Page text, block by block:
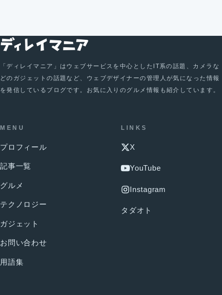
「ディレイマニア」はウェブサービスを中心としたIT系の話題、カメラな
どのガジェットの話題など、ウェブデザイナーの管理人が気になった情報
を発信しているブログです。お気に入りのグルメ情報も紹介しています。
MENU
プロフィール
記事一覧
グルメ
テクノロジー
ガジェット
お問い合わせ
用語集
LINKS
X
YouTube
Instagram
タダオト